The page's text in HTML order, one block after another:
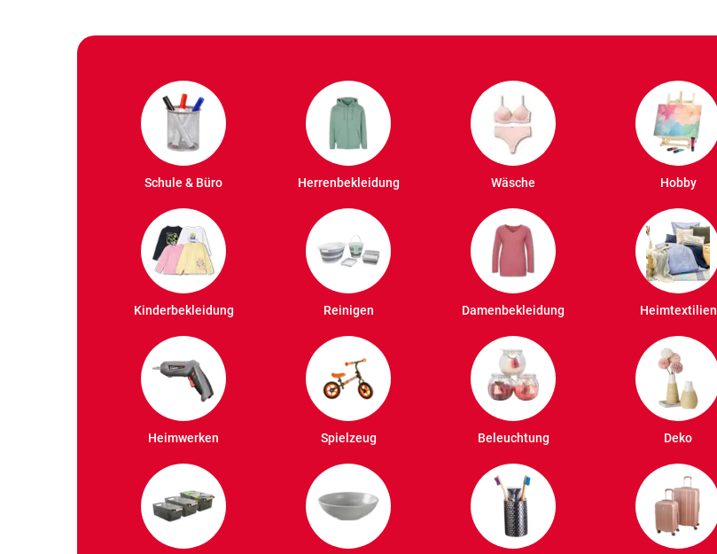
Schule & Büro Herrenbekleidung Wäsche Hobby
Kinderbekleidung Reinigen Damenbekleidung Heimtextilien
Heimwerken Spielzeug Beleuchtung Deko